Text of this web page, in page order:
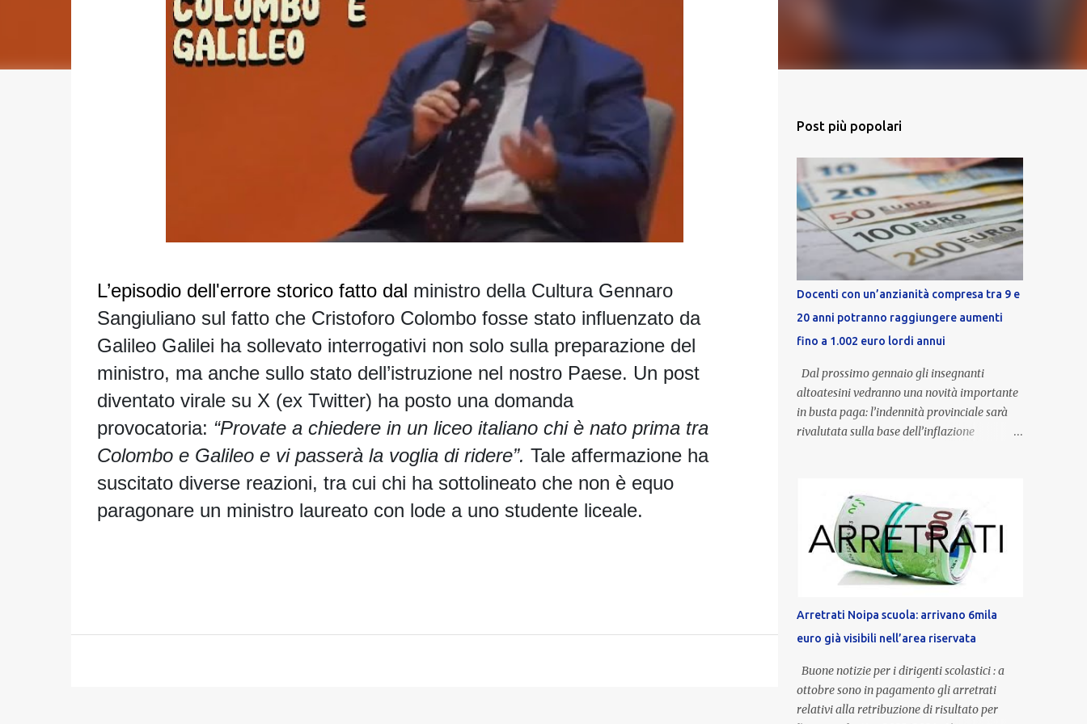
L’episodio dell'errore storico fatto dal ministro della Cultura Gennaro
Sangiuliano sul fatto cheCristoforo Colombo fosse stato influenzato da
Galileo Galilei ha sollevato interrogativi non solo sulla preparazione del
ministro, ma anche sullo stato dell’istruzione nel nostro Paese. Un post
diventato virale su X (ex Twitter) ha posto una domanda
provocatoria: “Provate achiedere in un liceo italiano chi è nato prima tra
Colombo e Galileo e vi passerà la voglia di ridere”. Tale affermazione ha
suscitato diverse reazioni, tra cui chi ha sottolineato che non è equo
paragonare un ministro laureato con lode a uno studente liceale.
Post più popolari
Docenti con un’anzianità compresa tra 9 e
20 anni potranno raggiungere aumenti
fino a 1.002 euro lordi annui
Dal prossimo gennaio gli insegnanti
altoatesini vedranno una novità importante
in busta paga: l’indennità provinciale sarà
rivalutata sulla base dell’inflazione
un’anzianità compresa tra 9 e 20 anni
potranno raggiungere fino a 1.002 euro lordi
annui. Il nuovo contratto provinciale
introduce inoltre un congedo speciale
dedicato alle donne vittime di violenza di
genere, in linea con la normativa nazionale e
con l’obiettivo di offrire maggiore tutela e
supporto in situazioni delicate. L’indennità
provinciale per i docenti è un unicum in
Italia: si tratta di una misura esclusiva della
Provincia autonoma di Bolzano, che integra
Arretrati Noipa scuola: arrivano 6mila
euro già visibili nell’area riservata
Buone notizie per i dirigenti scolastici : a
ottobre sono in pagamento gli arretrati
relativi alla retribuzione di risultato per